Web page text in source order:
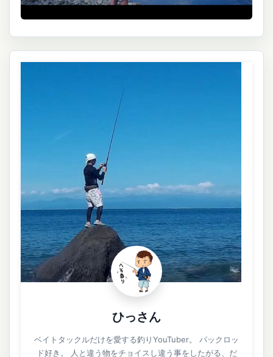
ひっさん
ベイトタックルだけを愛する釣りYouTuber。 パックロッ
ド好き。 人と違う物をチョイスし違う事をしたがる、だ